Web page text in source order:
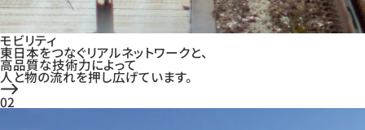
モビリティ
東日本をつなぐリアルネットワークと、
高品質な技術力によって
人と物の流れを押し広げています。
02